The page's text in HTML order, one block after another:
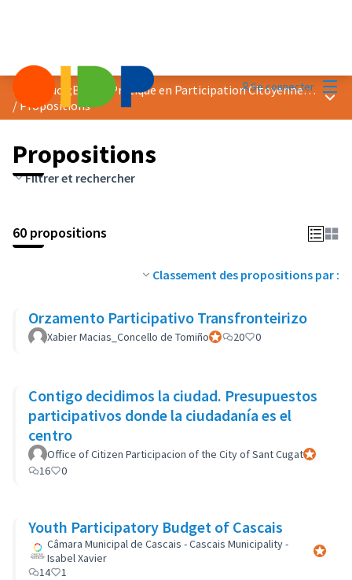
Se connecter
Prix &quot;Bonne Pratique en Participation Citoyenne&quot; 2018
/Propositions
Propositions
Filtrer et rechercher
60 propositions
Classement des propositions par :
Orzamento Participativo Transfronteirizo
Xabier Macias_Concello de TomiñoParticipant officiel
20 0
Contigo decidimos la ciudad. Presupuestos
participativos donde la ciudadanía es el
centro
Office of Citizen Participacion of the City of Sant Cugat
16
0
Youth Participatory Budget of Cascais
Câmara Municipal de Cascais - Cascais Municipality -
Isabel Xavier
14
1